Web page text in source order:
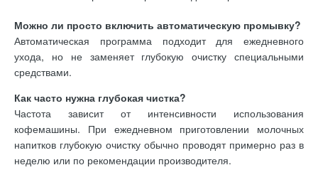
Можно ли просто включить автоматическую промывку?
Автоматическая программа подходит для ежедневного
ухода, но не заменяет глубокую очистку специальными
средствами.
Как часто нужна глубокая чистка?
Частота зависит от интенсивности использования
кофемашины. При ежедневном приготовлении молочных
напитков глубокую очистку обычно проводят примерно раз в
неделю или по рекомендации производителя.